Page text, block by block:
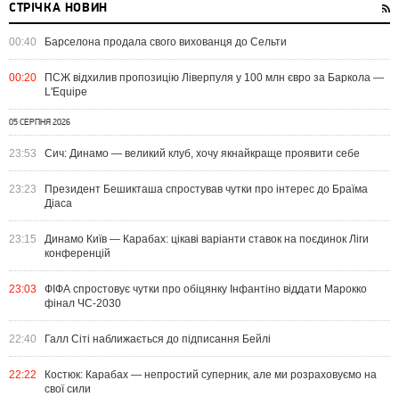
СТРІЧКА НОВИН
00:40 Барселона продала свого вихованця до Сельти
00:20
ПСЖ відхилив пропозицію Ліверпуля у 100 млн євро за Баркола —
L'Equipe
05 СЕРПНЯ 2026
23:53 Сич: Динамо — великий клуб, хочу якнайкраще проявити себе
23:23
Президент Бешикташа спростував чутки про інтерес до Браїма
Діаса
23:15
Динамо Київ — Карабах: цікаві варіанти ставок на поєдинок Ліги
конференцій
23:03
ФІФА спростовує чутки про обіцянку Інфантіно віддати Марокко
фінал ЧС-2030
22:40 Галл Сіті наближається до підписання Бейлі
22:22
Костюк: Карабах — непростий суперник, але ми розраховуємо на
свої сили